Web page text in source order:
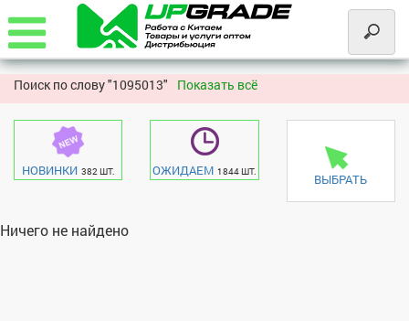
Поиск по слову "1095013" Показать всё
НОВИНКИ 382 ШТ. ОЖИДАЕМ 1844 ШТ. ВЫБРАТЬ
Ничего не найдено